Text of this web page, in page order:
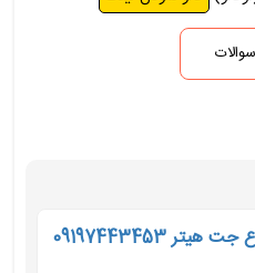
سوالات
09197443453